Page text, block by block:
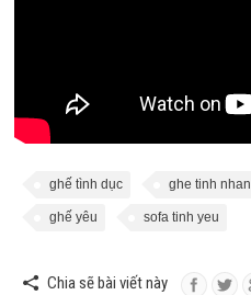
ghế tình dục ghe tinh nhan
ghế yêu sofa tinh yeu
Chia sẽ bài viết này